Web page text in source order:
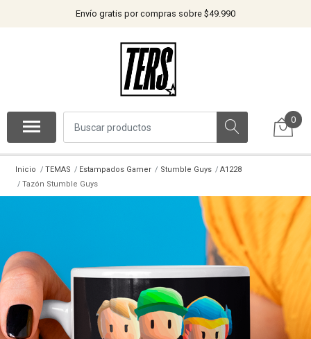
Envío gratis por compras sobre $49.990
0
Inicio TEMAS Estampados Gamer Stumble Guys
A1228
Tazón Stumble Guys